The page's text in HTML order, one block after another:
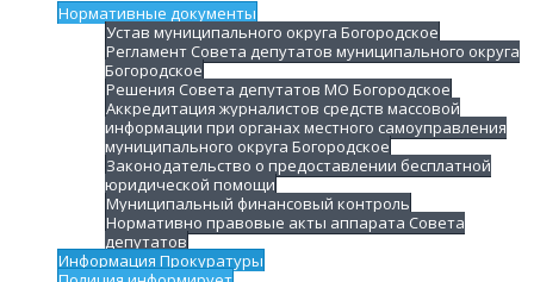
Нормативные документы
Устав муниципального округа Богородское
Регламент Совета депутатов муниципального округа
Богородское
Решения Совета депутатов МО Богородское
Аккредитация журналистов средств массовой
информации при органах местного самоуправления
муниципального округа Богородское
Законодательство о предоставлении бесплатной
юридической помощи
Муниципальный финансовый контроль
Нормативно правовые акты аппарата Совета
депутатов
Информация Прокуратуры